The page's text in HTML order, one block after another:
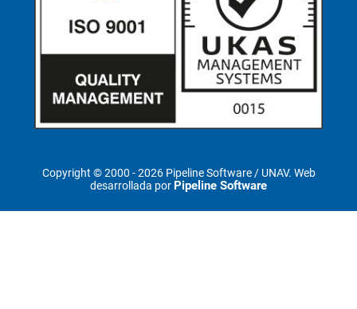
Copyright © 2000 -2026 Pipeline Software / UNAV. Web
desarrollada por Pipeline Software